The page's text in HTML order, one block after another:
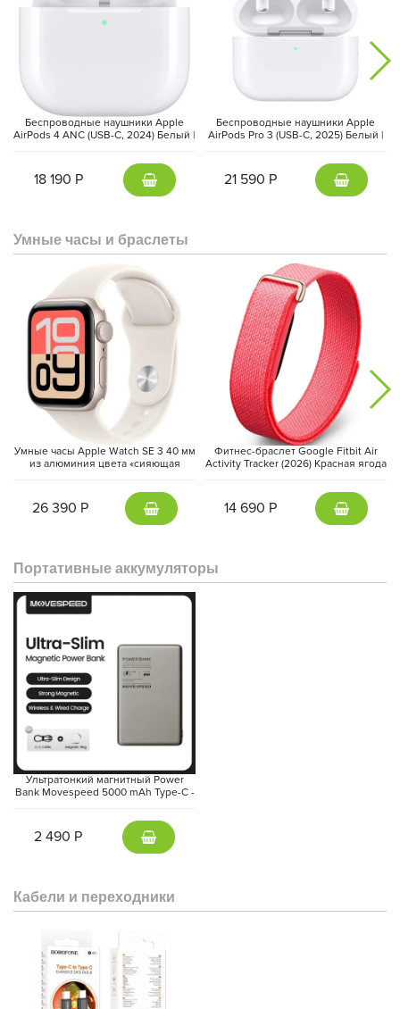
Беспроводные наушники Apple
AirPods 4 ANC (USB-C, 2024) Белый |
18 190 Р
Беспроводные наушники Apple
AirPods Pro 3 (USB-C, 2025) Белый |
21 590 Р
Умные часы и браслеты
Умные часы Apple Watch SE 3 40 мм
из алюминия цвета «сияющая
«сияющая звезда» (S/M)
26 390 Р
Фитнес-браслет Google Fitbit Air
Activity Tracker (2026) Красная ягода
14 690 Р
Портативные аккумуляторы
Ультратонкий магнитный Power
Bank Movespeed 5000 mAh Type-C -
2 490 Р
Кабели и переходники